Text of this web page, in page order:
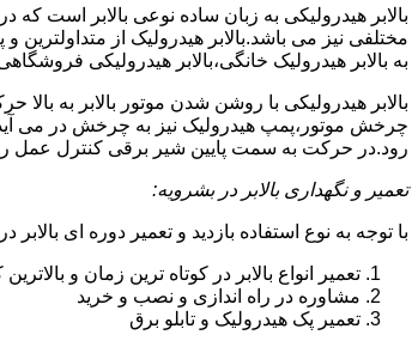
بالابر هیدرولیکی به زبان ساده نوعی بالابر است
مختلفی نیز می باشد.بالابر هیدرولیک از متداولترین
به بالابر هیدرولیک خانگی،بالابر هیدرولیکی
بالابر هیدرولیکی با روشن شدن موتور بالابر به
چرخش موتور،پمپ هیدرولیک نیز به چرخش در می
رود.در حرکت به سمت پایین شیر برقی کنترل عمل را
تعمیر و نگهداری بالابر در بشرویه:
با توجه به نوع استفاده بازدید و تعمیر دوره ای
تعمیر انواع بالابر در کوتاه ترین زمان و
مشاوره در راه اندازی و نصب و خرید
تعمیر پک هیدرولیک و تابلو برق